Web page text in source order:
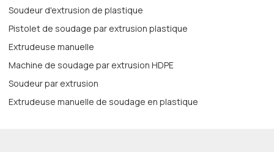
Soudeur d'extrusion de plastique
Pistolet de soudage par extrusion plastique
Extrudeuse manuelle
Machine de soudage par extrusion HDPE
Soudeur par extrusion
Extrudeuse manuelle de soudage en plastique